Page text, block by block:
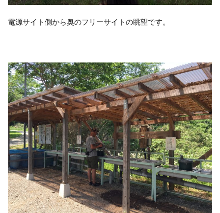
電源サイト側から奥のフリーサイトの眺望です。